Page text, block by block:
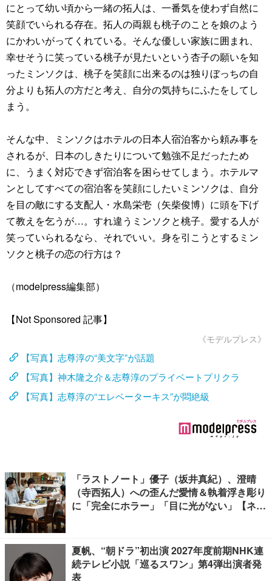
にとって幼い頃から一緒の拓人は、一番気を使わず自然に
笑顔でいられる存在。拓人の両親も桃子のことを娘のよう
にかわいがってくれている。そんな優しい家族に囲まれ、
幸せそうに笑っている桃子が見たいという杏子の願いを知
ったミンソクは、桃子を笑顔に出来るのは独りぼっちの自
分よりも拓人の方だと考え、自分の気持ちにふたをしてし
まう。
そんな中、ミンソクはホテルの日本人宿泊客から頼み事を
されるが、日本のしきたりについて勉強不足だったため
に、うまく対応できず宿泊客を困らせてしまう。ホテルマ
ンとしてすべての宿泊客を笑顔にしたいミンソクは、自分
を目の敵にする支配人・水島栄壱（矢柴俊博）に頭を下げ
て教えを乞うが…。すれ違うミンソクと桃子。愛する人が
笑っていられるなら、それでいい。身を引こうとするミン
ソクと桃子の恋の行方は？
（modelpress編集部）
【Not Sponsored 記事】
《モデルプレス》
【写真】志尊淳の“美文字”が話題
【写真】神木隆之介＆志尊淳のプライベートプリクラ
【写真】志尊淳の“エレベーターキス”が悶絶級
「ラストノート」優子（坂井真紀）、澄晴
（寺西拓人）への歪んだ愛情＆執着浮き彫り
に「完全にホラー」「目に光がない」【ネタ
夏帆、“朝ドラ”初出演 2027年度前期NHK連
続テレビ小説「巡るスワン」第4弾出演者発
表